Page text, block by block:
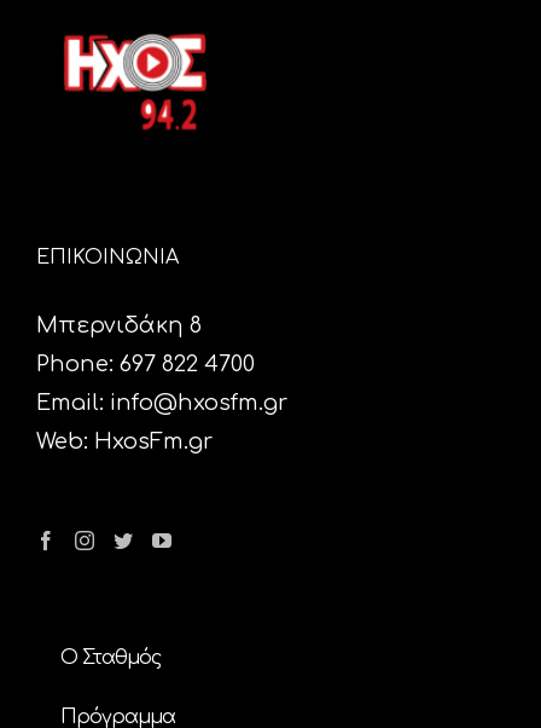
ΕΠΙΚΟΙΝΩΝΙΑ
Μπερνιδάκη 8
Phone: 697 822 4700
Email: info@hxosfm.gr
Web: HxosFm.gr
Ο Σταθμός
Πρόγραμμα